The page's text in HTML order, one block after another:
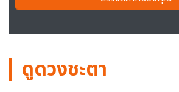
ดูดวงชะตา